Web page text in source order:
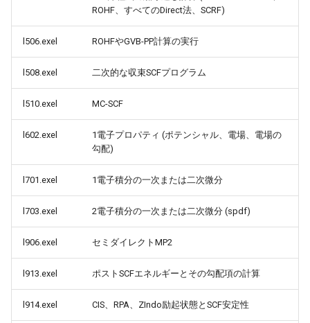
ROHF、すべてのDirect法、SCRF)
l506.exel ROHFやGVB-PP計算の実行
l508.exel 二次的な収束SCFプログラム
l510.exel MC-SCF
l602.exel
1電子プロパティ (ポテンシャル、電場、電場の
勾配)
l701.exel 1電子積分の一次または二次微分
l703.exel 2電子積分の一次または二次微分 (spdf)
l906.exel セミダイレクトMP2
l913.exel ポストSCFエネルギーとその勾配項の計算
l914.exel CIS、RPA、ZIndo励起状態とSCF安定性